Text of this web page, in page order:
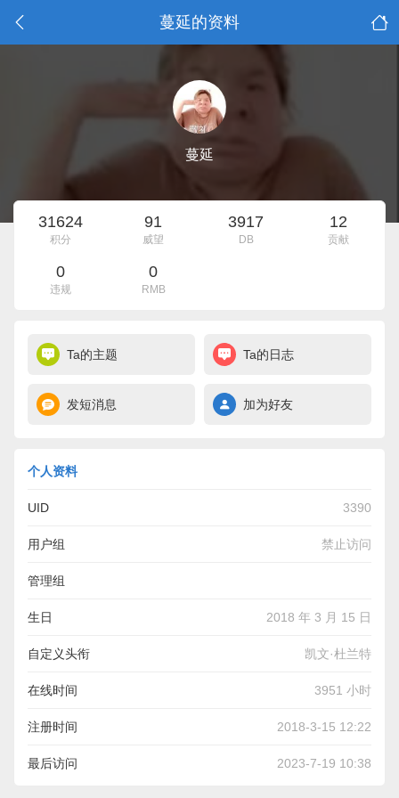
蔓延的资料
蔓延
31624
积分
91
威望
3917
DB
12
贡献
0
违规
0
RMB
Ta的主题 Ta的日志
发短消息 加为好友
个人资料
UID 3390
用户组 禁止访问
管理组
生日 2018 年 3 月 15 日
自定义头衔 凯文·杜兰特
在线时间 3951 小时
注册时间 2018-3-15 12:22
最后访问 2023-7-19 10:38